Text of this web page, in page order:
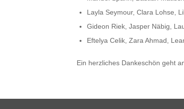
Layla Seymour, Clara Lohse,
Gideon Riek, Jasper Näbig,
Eftelya Celik, Zara Ahmad,
Ein herzliches Dankeschön geht